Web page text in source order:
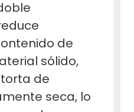
de
sólido,
de
seca, lo